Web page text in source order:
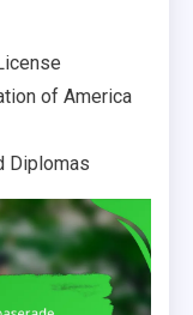
of America
Diplomas